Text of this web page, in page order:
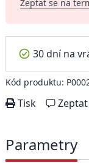
Zeptat se na
30 dní na
Kód produktu:
Tisk
Parametry